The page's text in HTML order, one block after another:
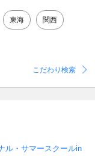
東海 関西
こだわり検索
ル・サマースクールin